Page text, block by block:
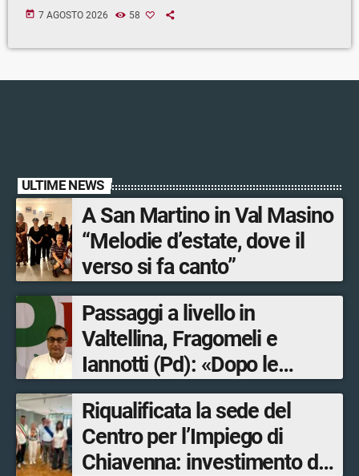
today 7 AGOSTO 2026 58
ULTIME NEWS
A San Martino in Val Masino
“Melodie d’estate, dove il
verso si fa canto”
Passaggi a livello in
Valtellina, Fragomeli e
Iannotti (Pd): «Dopo le
Olimpiadi solo un terzo delle
opere sostitutive sarà
ultimato entro il 2026»
Riqualificata la sede del
Centro per l’Impiego di
Chiavenna: investimento da